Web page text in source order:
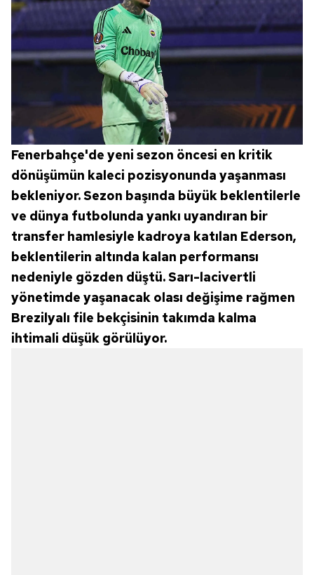
Fenerbahçe'de yeni sezon öncesi en kritik
dönüşümün kaleci pozisyonunda yaşanması
bekleniyor. Sezon başında büyük beklentilerle
ve dünya futbolunda yankı uyandıran bir
transfer hamlesiyle kadroya katılan Ederson,
beklentilerin altında kalan performansı
nedeniyle gözden düştü. Sarı-lacivertli
yönetimde yaşanacak olası değişime rağmen
Brezilyalı file bekçisinin takımda kalma
ihtimali düşük görülüyor.